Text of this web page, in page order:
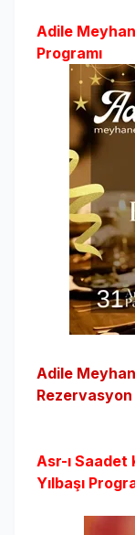
Adile
Programı
Adile
Rezervasyon
Asr-ı
Yılbaşı